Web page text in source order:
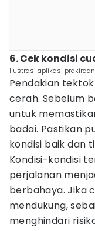
6. Cek kondisi
Ilustrasi aplikasi
Pendakian
cerah. Sebelum
untuk
badai. Pastikan
kondisi baik dan
Kondisi-kondisi
perjalanan
berbahaya. Jika
mendukung,
menghindari